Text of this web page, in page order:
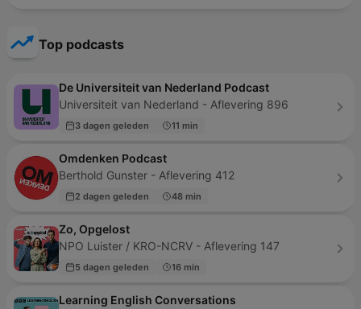
Top podcasts
De Universiteit van Nederland Podcast
Universiteit van Nederland - Aflevering 896
3 dagen geleden 11 min
Omdenken Podcast
Berthold Gunster - Aflevering 412
2 dagen geleden 48 min
Zo, Opgelost
NPO Luister / KRO-NCRV - Aflevering 147
5 dagen geleden 16 min
Learning English Conversations